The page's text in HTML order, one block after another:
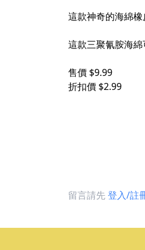
這款神奇的海綿
這款三聚氰胺海
售價 $9.99
折扣價 $2.99
留言請先登入/註